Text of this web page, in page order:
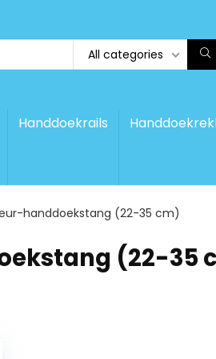
All categories
Handdoekrails
handdoekstang (22-35 cm)
(22-35